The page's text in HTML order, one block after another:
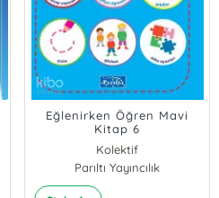
Eğlenirken Öğren Mavi
Kitap 6
Kolektif
Parıltı Yayıncılık